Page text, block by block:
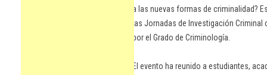
a las nuevas formas de criminalidad?
las Jornadas de Investigación Criminal
por el Grado de Criminología.
El evento ha reunido a estudiantes,